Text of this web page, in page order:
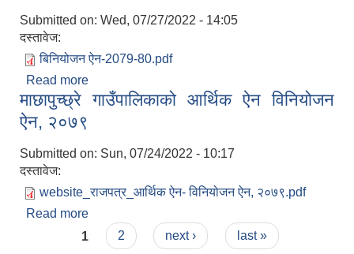
प्रतिबेदन।
Submitted on: Wed, 07/27/2022 - 14:05
दस्तावेज:
बिनियोजन ऐन-2079-80.pdf
Read more
माछापुच्छ्रे गाउँपालिकाको आर्थिक ऐन विनियोजन
ऐन, २०७९
Submitted on: Sun, 07/24/2022 - 10:17
दस्तावेज:
website_राजपत्र_आर्थिक ऐन- विनियोजन ऐन, २०७९.pdf
Read more
२०७९
Pages
1 2 next › last »